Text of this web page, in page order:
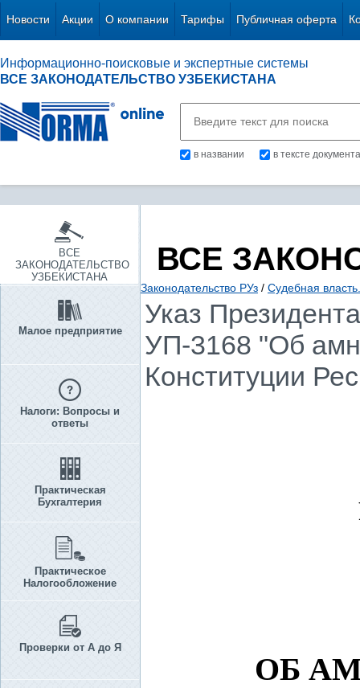
Новости Акции О компании Тарифы Публичная оферта
Информационно-поисковые и экспертные системы
ВСЕ ЗАКОНОДАТЕЛЬСТВО УЗБЕКИСТАНА
в названии в тексте документа
ВСЕ
ЗАКОНОДАТЕЛЬСТВО
УЗБЕКИСТАНА
Малое предприятие
Налоги: Вопросы и
ответы
Практическая
Бухгалтерия
Практическое
Налогообложение
Проверки от А до Я
ВСЕ
Законодательство РУз / Судебная
Указ
УП-3168 "Об
Конституции
ОБ